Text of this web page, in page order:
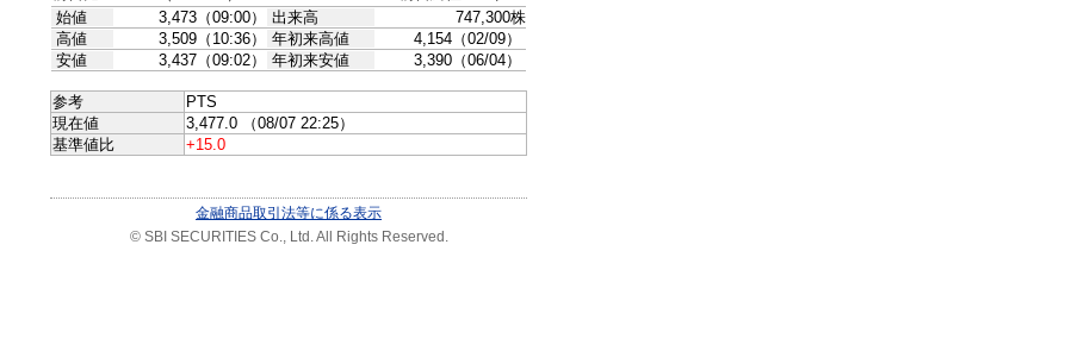
始値
3,473（09:00） 出来高
747,300株
高値
3,509（10:36） 年初来高値
4,154（02/09）
安値
3,437（09:02） 年初来安値 3,390（06/04）
参考
PTS
現在値
3,477.0 （08/07 22:25）
基準値比
+15.0
金融商品取引法等に係る表示
© SBI SECURITIES Co., Ltd. All Rights Reserved.